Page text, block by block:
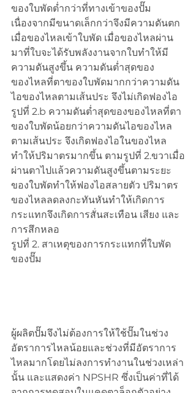
ของใบพัดต่ำกว่าที่ทางเข้าของปั๊ม
เนื่องจากมีขนาดเล็กกว่าจึงมีความดันตก
เมื่อของไหลเข้าใบพัด เมื่อของไหลผ่าน
มาที่ใบจะได้รับพลังงานจากใบทำให้มี
ความดันสูงขึ้น ความดันต่ำสุดของ
ของไหลที่ตาของใบพัดมากกว่าความดัน
ไอของไหลตามเส้นประ จึงไม่เกิดฟองไอ
รูปที่ 2.b ความดันต่ำสุดของของไหลที่ตา
ของใบพัดน้อยกว่าความดันไอของไหล
ตามเส้นประ จึงเกิดฟองไอในของไหล
ทำให้ปริมาตรมากขึ้น ตามรูปที่ 2.ขวาเมื่อ
ผ่านตาไปแล้วความดันสูงขึ้นตามระยะ
ของใบพัดทำให้ฟองไอสลายตัว ปริมาตร
ของไหลลดลงกะทันหันทำให้เกิดการ
กระแทกจึงเกิดการสั่นสะเทือน เสียง และ
การสึกหลอ
รูปที่ 2. สาเหตุของการกระแทกที่ใบพัด
ของปั๊ม
ผู้ผลิตปั๊มจึงไม่ต้องการให้ใช้ปั๊มในช่วง
อัตราการไหลน้อยและช่วงที่มีอัตราการ
ไหลมากโดยไม่ลงการทำงานในช่วงเหล่า
นั้น และแสดงค่า NPSHR ซึ่งเป็นค่าที่ได้